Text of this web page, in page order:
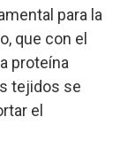
para la
que con el
proteína
tejidos se
el